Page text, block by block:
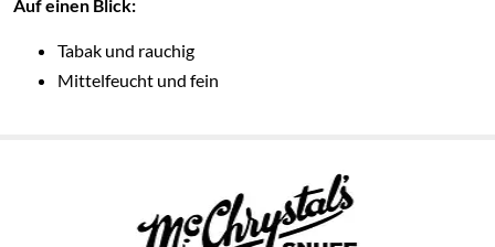
Auf einen Blick:
Tabak und rauchig
Mittelfeucht und fein